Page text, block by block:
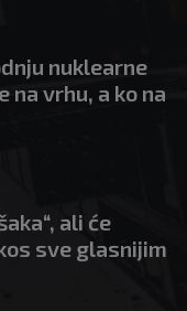
nuklearne
na vrhu, a ko na
ali će
sve glasnijim